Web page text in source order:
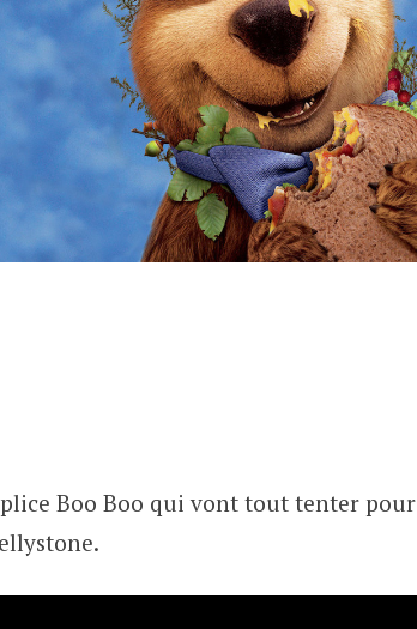
Boo Boo qui vont tout tenter pour